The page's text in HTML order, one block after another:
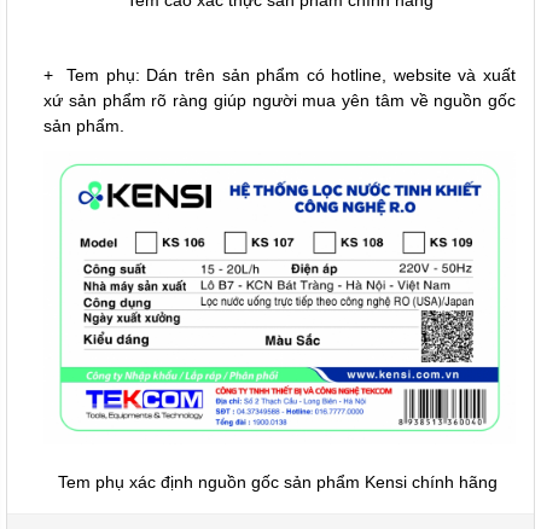
+ Tem phụ: Dán trên sản phẩm có hotline, website và xuất
xứ sản phẩm rõ ràng giúp người mua yên tâm về nguồn gốc
sản phẩm.
Tem phụ xác định nguồn gốc sản phẩm Kensi chính hãng